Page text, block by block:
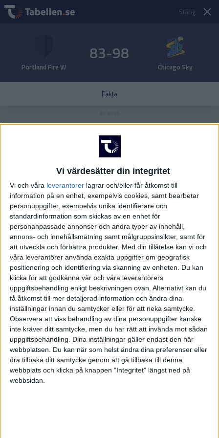
Vi värdesätter din integritet
Vi och våra leverantorer lagrar och/eller får åtkomst till
information på en enhet, exempelvis cookies, samt bearbetar
personuppgifter, exempelvis unika identifierare och
standardinformation som skickas av en enhet för
personanpassade annonser och andra typer av innehåll,
annons- och innehållsmätning samt målgruppsinsikter, samt för
att utveckla och förbättra produkter. Med din tillåtelse kan vi och
våra leverantörer använda exakta uppgifter om geografisk
positionering och identifiering via skanning av enheten. Du kan
klicka för att godkänna vår och våra leverantörers
uppgiftsbehandling enligt beskrivningen ovan. Alternativt kan du
få åtkomst till mer detaljerad information och ändra dina
inställningar innan du samtycker eller för att neka samtycke.
Observera att viss behandling av dina personuppgifter kanske
inte kräver ditt samtycke, men du har rätt att invända mot sådan
uppgiftsbehandling. Dina inställningar gäller endast den här
webbplatsen. Du kan när som helst ändra dina preferenser eller
dra tillbaka ditt samtycke genom att gå tillbaka till denna
webbplats och klicka på knappen "Integritet" längst ned på
webbsidan.
Stäng
Portland Fire W
83-98
Chicago Sky
Fakta
FAKTA